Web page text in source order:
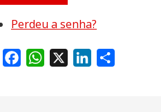
Perdeu a senha?
W